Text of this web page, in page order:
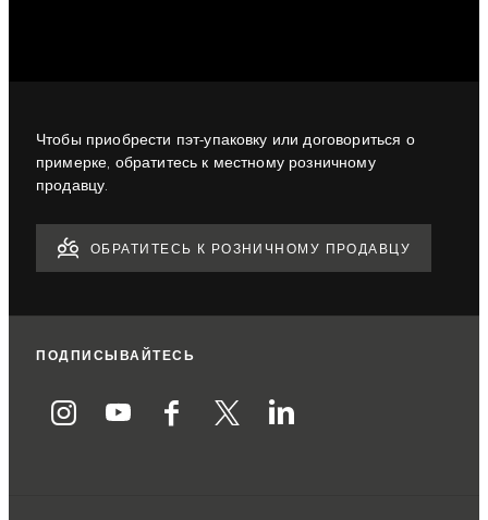
Чтобы приобрести пэт-упаковку или договориться о
примерке, обратитесь к местному розничному
продавцу.
ОБРАТИТЕСЬ К РОЗНИЧНОМУ ПРОДАВЦУ
ПОДПИСЫВАЙТЕСЬ